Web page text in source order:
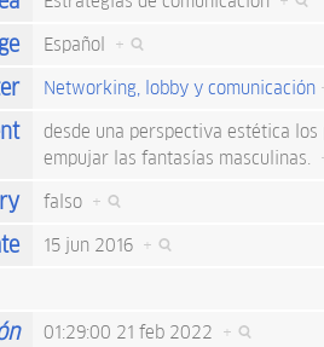
Español +
Networking, lobby y comunicación
desde una perspectiva estética
empujar las fantasías masculinas.
falso +
15 jun 2016 +
01:29:00 21 feb 2022 +